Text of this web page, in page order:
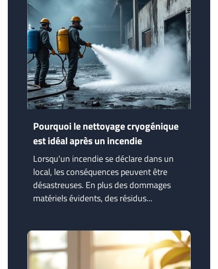
Pourquoi le nettoyage cryogénique
est idéal après un incendie
Lorsqu'un incendie se déclare dans un
local, les conséquences peuvent être
désastreuses. En plus des dommages
matériels évidents, des résidus...